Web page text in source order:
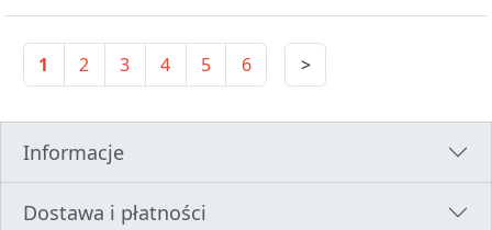
1 2 3 4 5 6 >
Informacje
Dostawa i płatności